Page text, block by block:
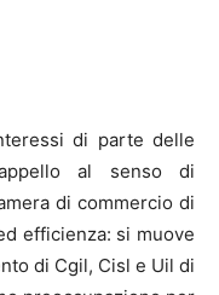
di parte delle
al senso di
di commercio di
efficienza: si muove
di Cgil, Cisl e Uil di